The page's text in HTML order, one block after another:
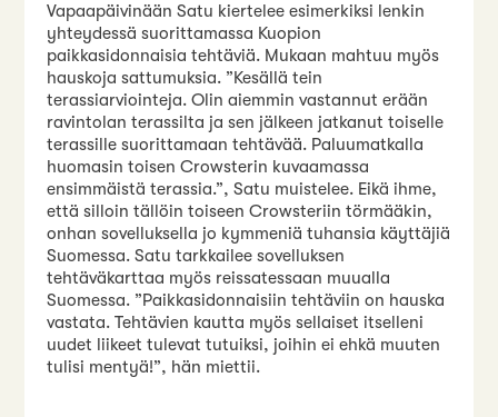
Vapaapäivinään Satu kiertelee esimerkiksi lenkin
yhteydessä suorittamassa Kuopion
paikkasidonnaisia tehtäviä. Mukaan mahtuu myös
hauskoja sattumuksia. ”Kesällä tein
terassiarviointeja. Olin aiemmin vastannut erään
ravintolan terassilta ja sen jälkeen jatkanut toiselle
terassille suorittamaan tehtävää. Paluumatkalla
huomasin toisen Crowsterin kuvaamassa
ensimmäistä terassia.”, Satu muistelee. Eikä ihme,
että silloin tällöin toiseen Crowsteriin törmääkin,
onhan sovelluksella jo kymmeniä tuhansia käyttäjiä
Suomessa. Satu tarkkailee sovelluksen
tehtäväkarttaa myös reissatessaan muualla
Suomessa. ”Paikkasidonnaisiin tehtäviin on hauska
vastata. Tehtävien kautta myös sellaiset itselleni
uudet liikeet tulevat tutuiksi, joihin ei ehkä muuten
tulisi mentyä!”, hän miettii.